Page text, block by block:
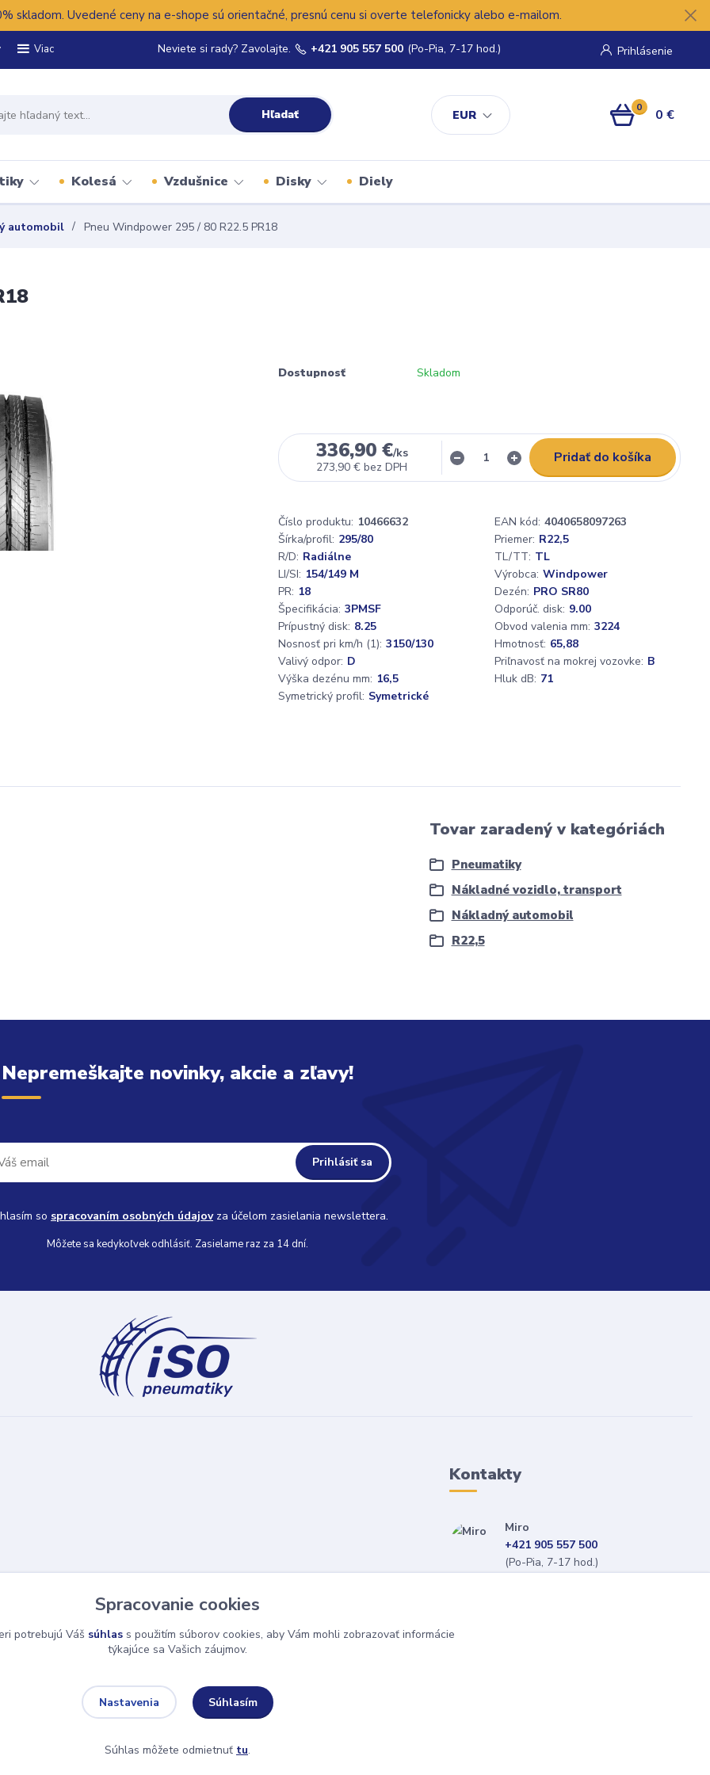
skladom. Uvedené ceny na e-shope sú orientačné, presnú cenu si overte telefonicky alebo e-mailom.
Viac
EUR
Prihlásenie
Hľadať
Neviete si rady? Zavolajte. +421 905 557 500 (Po-Pia, 7-17 hod.)
0 0 €
Kolesá Vzdušnice Disky Diely
automobil Pneu Windpower 295 / 80 R22.5 PR18
Dostupnosť Skladom
336,90 €/ks
273,90 € bez DPH
Pridať do košíka
Číslo produktu: 10466632 EAN kód: 4040658097263
Šírka/profil: 295/80 Priemer: R22,5
R/D: Radiálne TL/TT: TL
LI/SI: 154/149 M Výrobca: Windpower
PR: 18 Dezén: PRO SR80
Špecifikácia: 3PMSF Odporúč. disk: 9.00
Prípustný disk: 8.25 Obvod valenia mm: 3224
Nosnosť pri km/h (1): 3150/130 Hmotnosť: 65,88
Valivý odpor: D Priľnavosť na mokrej vozovke: B
Výška dezénu mm: 16,5 Hluk dB: 71
Symetrický profil: Symetrické
Tovar zaradený v kategóriách
Pneumatiky
Nákladné vozidlo, transport
Nákladný automobil
R22,5
Nepremeškajte novinky, akcie a zľavy!
Prihlásiť sa
so spracovaním osobných údajovza účelom zasielania newslettera.
Môžete sa kedykoľvek odhlásiť. Zasielame raz za 14 dní.
Kontakty
Miro
+421 905 557 500
(Po-Pia, 7-17 hod.)
Spracovanie cookies
potrebujú Váš súhlas s použitím súborov cookies, aby Vám mohli zobrazovať informácie
týkajúce sa Vašich záujmov.
Nastavenia Súhlasím
Súhlas môžete odmietnuť tu.